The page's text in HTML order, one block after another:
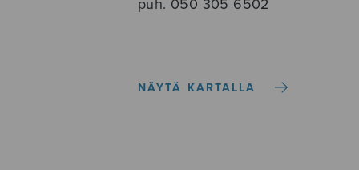
puh. 050 305 6502
NÄYTÄ KARTALLA